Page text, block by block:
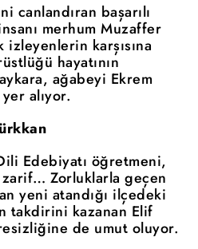
canlandıran başarılı
merhum Muzaffer
izleyenlerin karşısına
hayatının
ağabeyi Ekrem
alıyor.
Edebiyatı öğretmeni,
Zorluklarla geçen
yeni atandığı ilçedeki
takdirini kazanan Elif
de umut oluyor.